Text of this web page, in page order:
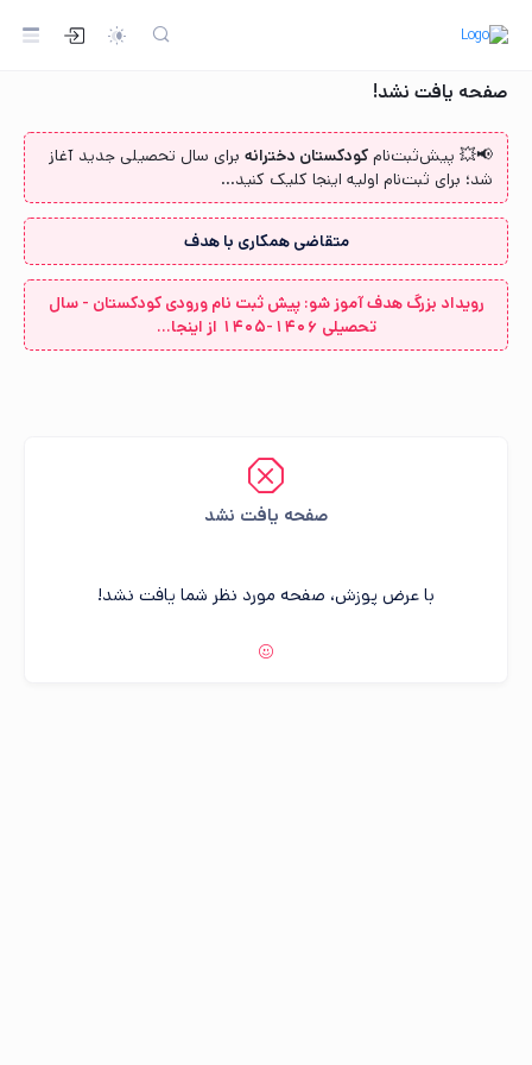
صفحه یافت نشد!
📢💥 پیش‌ثبت‌نام‌ کودکستان دخترانه برای سال تحصیلی جدید آغاز
شد؛ برای ثبت‌نام اولیه اینجا کلیک کنید...
متقاضی همکاری با هدف
رویداد بزرگ هدف آموز شو: پیش ثبت نام ورودی کودکستان - سال
تحصیلی 1406-1405 از اینجا...
صفحه یافت نشد
با عرض پوزش، صفحه مورد نظر شما یافت نشد!